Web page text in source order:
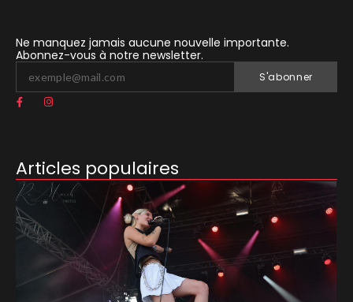
Ne manquez jamais aucune nouvelle importante.
Abonnez-vous à notre newsletter.
S'abonner
Articles populaires